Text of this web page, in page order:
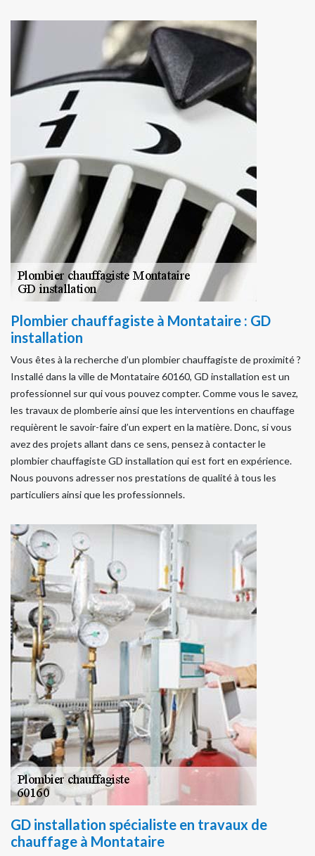
Plombier chauffagiste à Montataire : GD
installation
Vous êtes à la recherche d’un plombier chauffagiste de proximité ?
Installé dans la ville de Montataire 60160, GD installation est un
professionnel sur qui vous pouvez compter. Comme vous le savez,
les travaux de plomberie ainsi que les interventions en chauffage
requièrent le savoir-faire d’un expert en la matière. Donc, si vous
avez des projets allant dans ce sens, pensez à contacter le
plombier chauffagiste GD installation qui est fort en expérience.
Nous pouvons adresser nos prestations de qualité à tous les
particuliers ainsi que les professionnels.
GD installation spécialiste en travaux de
chauffage à Montataire